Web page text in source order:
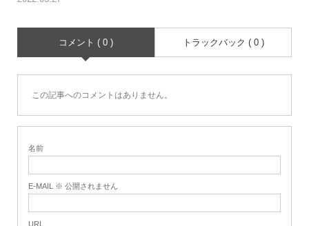
コメント ( 0 ) トラックバック ( 0 )
この記事へのコメントはありません。
名前
E-MAIL ※ 公開されません
URL